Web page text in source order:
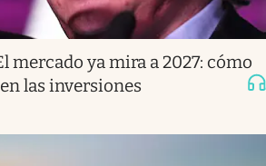
mercado ya mira a 2027: cómo
las inversiones